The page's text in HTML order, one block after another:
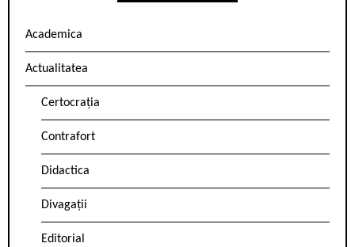
Academica
Actualitatea
Certocrația
Contrafort
Didactica
Divagații
Editorial